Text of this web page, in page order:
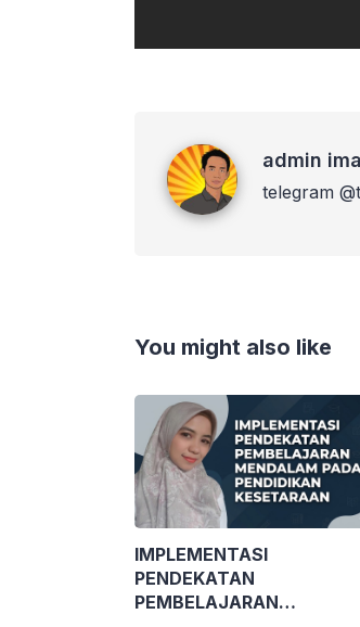
admin
telegram
You might also like
IMPLEMENTASI
PENDEKATAN
PEMBELAJARAN